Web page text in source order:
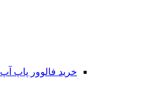
خرید فالوور پاپ آپ